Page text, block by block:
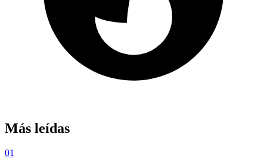
Más leídas
01